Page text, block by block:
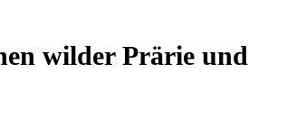
wilder Prärie und